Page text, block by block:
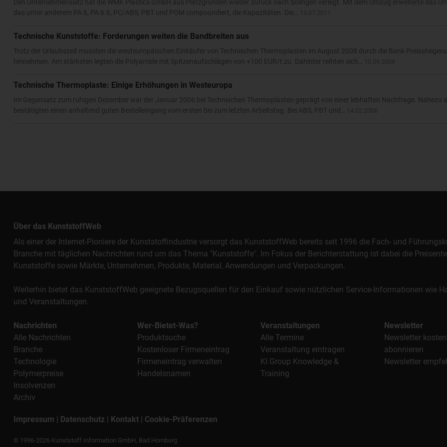
Den Unternehmenssitz hat die WMK Plastics GmbH aus Platzgründen wieder zurück nach Solingen verlegt. Mit dem Umzug erweiterte das
das unter anderem PA 6, PA 6.6, PC/ABS, PBT und POM compoundiert, die Kapazitäten. Die…
Technische Kunststoffe: Forderungen weiten die Bandbreiten aus
Trotz der Urlaubszeit mussten die westeuropäischen Einkäufer von Technischen Thermoplasten im August 2008 durch die Bank
hinnehmen. Am stärksten legten die Polyamide mit Spitzenaufschlägen von +100 EUR/t zu. Dahinter reihten sich…
Technische Thermoplaste: Einige Erhöhungen in Westeuropa
Im Gegensatz zum ruhigen Dezember war der Januar 2006 bei Technischen Thermoplasten geprägt von einer lebhaften Nachfrage. Nahezu
bestätigten einen anhaltend guten Bestelleingang vom ersten bis zum letzten Arbeitstag. Bei ABS, PBT und…
Über das KunststoffWeb
Als einer der Internet-Pioniere der Kunststoffindustrie versorgt das KunststoffWeb bereits seit 1996 die Fach- und
Branche mit täglichen Nachrichten rund um das Thema "Kunststoffe". Im Fokus der Berichterstattung ist dabei die
Kunststoffe sowie Märkte, Unternehmen, Produkte, Material, Anwendungen und Verpackungen.
Weiterhin bietet das KunststoffWeb geeignete Bezugsquellen für den Einkauf sowie nützlichen Service-Informationen wie
und Veranstaltungen.
Nachrichten
Alle Nachrichten
Branche
Technologie
Polymerpreise
Insolvenzen
Archiv
Wer-Bietet-Was?
Produktsuche
Kostenloser Firmeneintrag
Firmeneintrag verwalten
Handelsnamen
Veranstaltungen
Alle Termine
Veranstaltung eintragen
KI Group Knowledge &
Training
Newsletter
Newsletter
abonnieren
Newsletter
Impressum | Datenschutz | Kontakt | Cookie-Präferenzen
© 1996-2026 Kunststoff Information GmbH, Bad Homburg